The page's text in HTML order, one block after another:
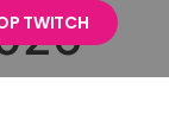
TWITCH